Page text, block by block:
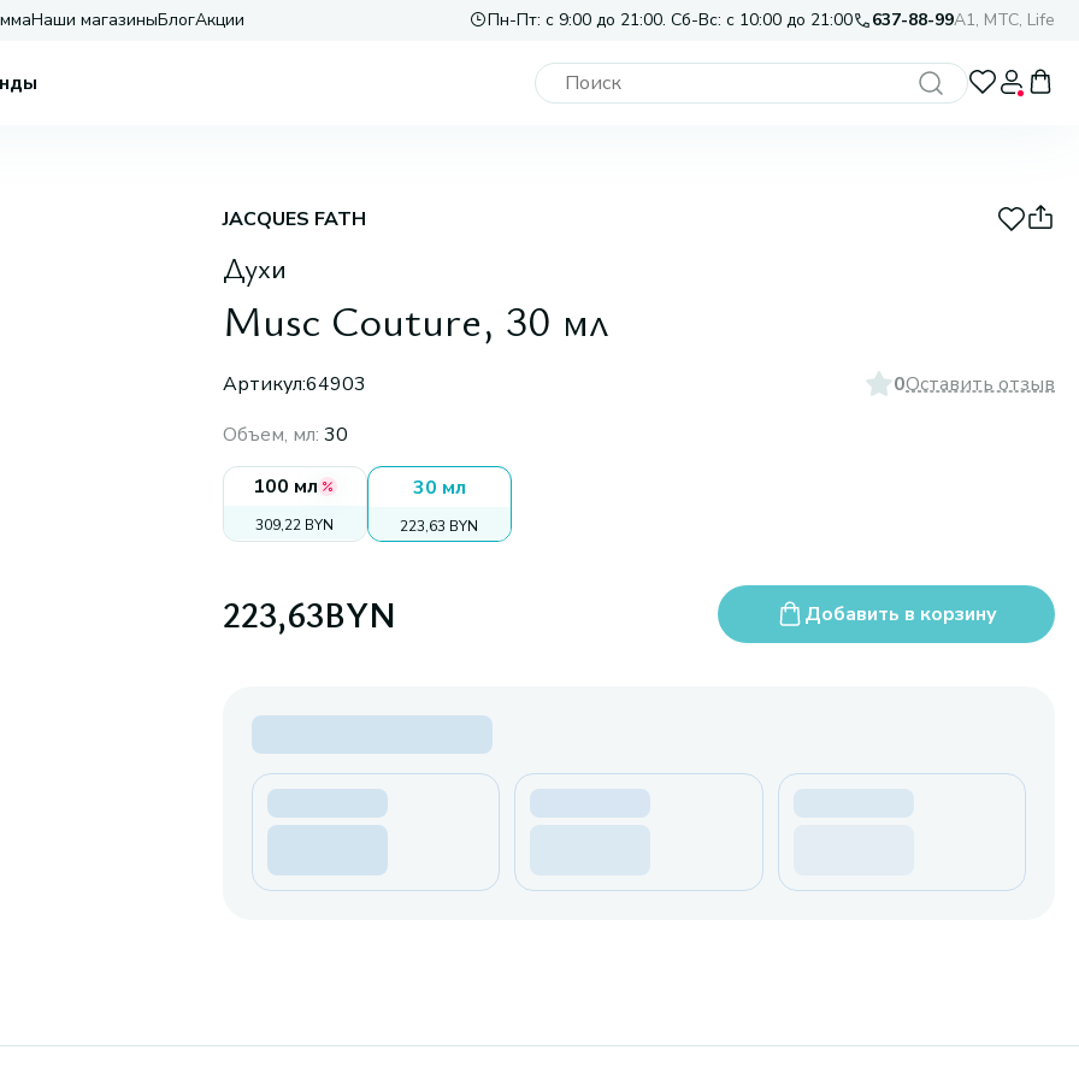
Наши магазиныБлогАкции Пн-Пт: с 9:00 до 21:00. Сб-Вс: с 10:00 до 21:00 637-88-99A1, МТС, Life
JACQUES FATH
Духи
Musc Couture, 30 мл
Артикул:64903 0Оставить отзыв
Объем, мл: 30
100 мл
309,22 BYN
30 мл
223,63 BYN
223,63BYN Добавить в корзину